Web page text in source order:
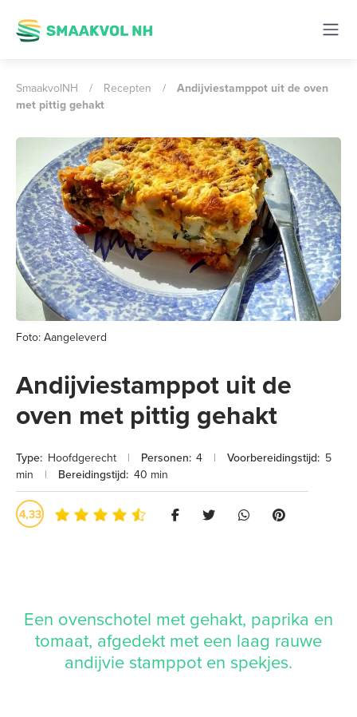
SmaakvolNH / Recepten /
Andijviestamppot uit de oven
met pittig gehakt
Foto: Aangeleverd
Andijviestamppot uit de
oven met pittig gehakt
Type: Hoofdgerecht | Personen: 4 | Voorbereidingstijd: 5
min
| Bereidingstijd: 40 min
4,33
Een ovenschotel met gehakt, paprika en
tomaat, afgedekt met een laag rauwe
andijvie stamppot en spekjes.